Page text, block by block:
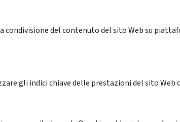
del contenuto del sito Web su
gli indici chiave delle prestazioni del sito